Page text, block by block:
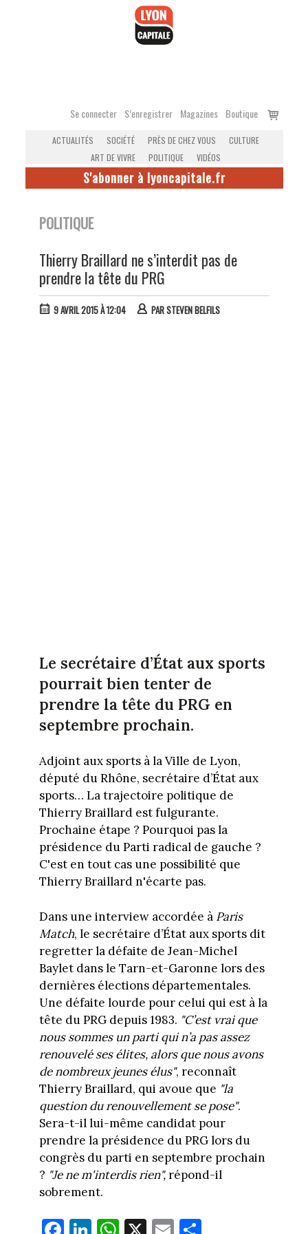
Se connecter S’enregistrer Magazines Boutique
Voir
ACTUALITÉS SOCIÉTÉ PRÈS DE CHEZ VOUS
CULTURE
ART DE VIVRE
POLITIQUE VIDÉOS
S'abonner à lyoncapitale.fr
POLITIQUE
Thierry Braillard ne s’interdit pas de
prendre la tête du PRG
9 AVRIL 2015 À 12:04 PARSTEVEN BELFILS
Le secrétaire d’État aux sports
pourrait bien tenter de
prendre la tête du PRG en
septembre prochain.
Adjoint aux sports à la Ville de Lyon,
député du Rhône, secrétaire d’État aux
sports… La trajectoire politique de
Thierry Braillard est fulgurante.
Prochaine étape ? Pourquoi pas la
présidence du Parti radical de gauche ?
C'est en tout cas une possibilité que
Thierry Braillard n'écarte pas.
Dans une interview accordée à Paris
Match, le secrétaire d’État aux sports dit
regretter la défaite de Jean-Michel
Baylet dans le Tarn-et-Garonne lors des
dernières élections départementales.
Une défaite lourde pour celui qui est à la
tête du PRG depuis 1983. "C’est vrai que
nous sommes un parti qui n’a pas assez
renouvelé ses élites, alors que nous avons
de nombreux jeunes élus", reconnaît
Thierry Braillard, qui avoue que "la
question du renouvellement se pose".
Sera-t-il lui-même candidat pour
prendre la présidence du PRG lors du
congrès du parti en septembre prochain
? "Je ne m'interdis rien",répond-il
sobrement.